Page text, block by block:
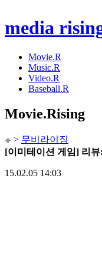
media
Movie.R
Music.R
Video.R
Baseball.R
Movie.Rising
> 무비라이징
[이미테이션 게임] 리
15.02.05 14:03